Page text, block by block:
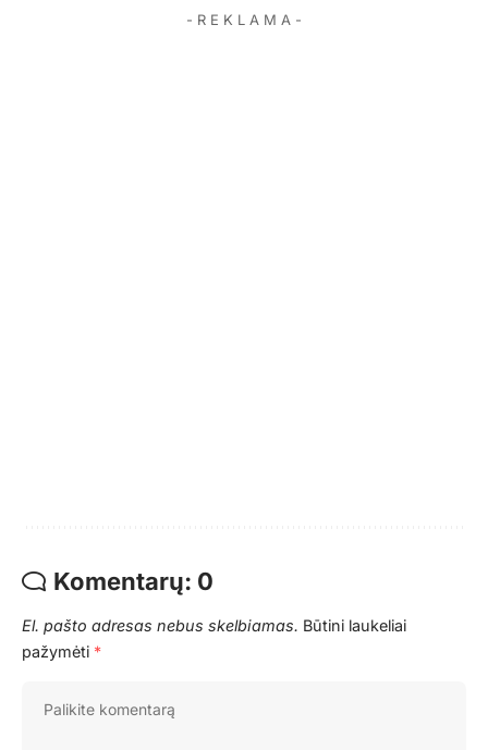
- R E K L A M A -
Komentarų: 0
El. pašto adresas nebus skelbiamas. Būtini laukeliai
pažymėti *